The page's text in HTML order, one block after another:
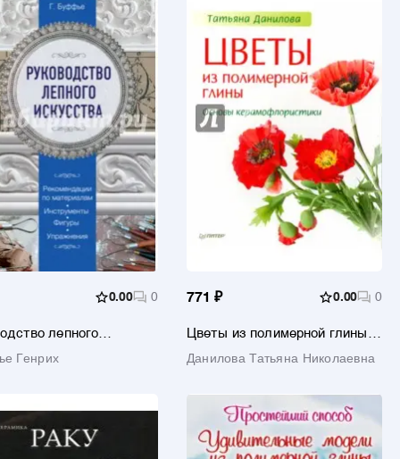
0.00 0
лепного
Генрих
771 ₽ 0.00 0
Цветы из полимерной глины.
Данилова Татьяна Николаевна